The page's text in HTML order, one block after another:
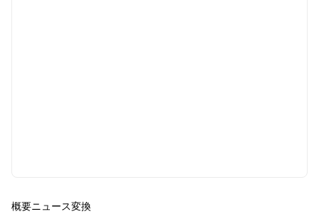
概要ニュース変換